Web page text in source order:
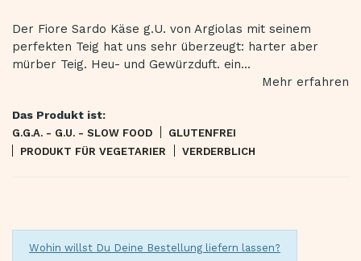
Der Fiore Sardo Käse g.U. von Argiolas mit seinem
perfekten Teig hat uns sehr überzeugt: harter aber
mürber Teig. Heu- und Gewürzduft. ein...
Mehr erfahren
Das Produkt ist:
G.G.A. - G.U. - SLOW FOOD
GLUTENFREI
PRODUKT FÜR VEGETARIER
VERDERBLICH
Wohin willst Du Deine Bestellung liefern lassen?